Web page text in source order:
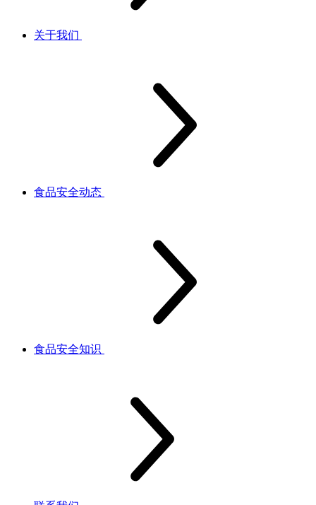
关于我们
食品安全动态
食品安全知识